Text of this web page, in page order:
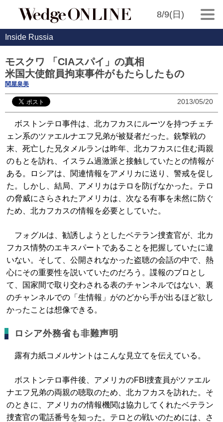
8/9(日)
Inside Russia
モスクワ 「CIAスパイ」の真相
米国大使館員拘束事件がもたらしたもの
関屋泉美
2013/05/20
ボストンテロ事件は、北カフカスにルーツを持つチェチ
ェン系のツァエルナエフ兄弟が被疑者だった。銃撃戦の
末、死亡した兄タメルランは昨年、北カフカスに住む両親
のもとを訪れ、イスラム過激派と接触していたとの情報が
ある。ロシアは、関連情報をアメリカに送り、警戒を促し
た。しかし、結局、アメリカはテロを防げなかった。テロ
の脅威にさらされたアメリカは、次なる有事を未然に防ぐ
ため、北カフカスの情報を必要としていた。
フォグルは、勧誘しようとしたベテラン捜査官が、北カ
フカス情勢のエキスパートであることを把握していたに違
いない。そして、公開されなかった盗聴の会話の中で、熱
心にその重要性を説いていたのだろう。諜報のプロとし
て、国家間で取り交わされる表のチャンネルではない、裏
のチャンネルでの「生情報」がのどから手が出るほど欲し
かったことは想像できる。
ロシア外務省も非難声明
露有力紙コメルサントはこんな見立てを伝えている。
ボストンテロ事件後、アメリカのFBI捜査員がツァエル
ナエフ兄弟の両親の聴取のため、北カフカスを訪れた。そ
のときに、アメリカの情報機関は協力してくれたベテラン
捜査官の電話番号を知った。テロとの戦いのためには、さ